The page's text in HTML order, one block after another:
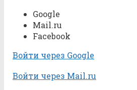
Google
Mail.ru
Facebook
Войти через Google
Войти через Mail.ru